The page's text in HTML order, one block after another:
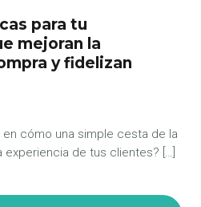
para tu
mejoran la
y fidelizan
en cómo una simple cesta de la
de tus clientes? […]